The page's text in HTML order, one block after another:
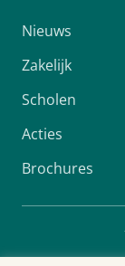
Nieuws
Zakelijk
Scholen
Acties
Brochures